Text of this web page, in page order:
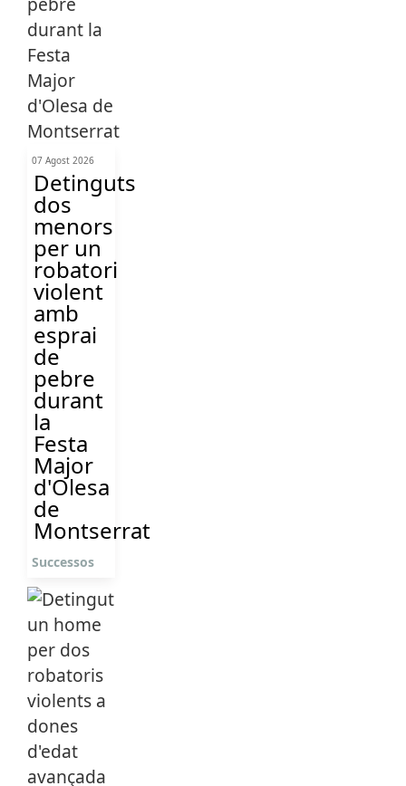
07 Agost 2026
Detinguts
dos
menors
per un
robatori
violent
amb
esprai
de
pebre
durant
la
Festa
Major
d'Olesa
de
Montserrat
Successos